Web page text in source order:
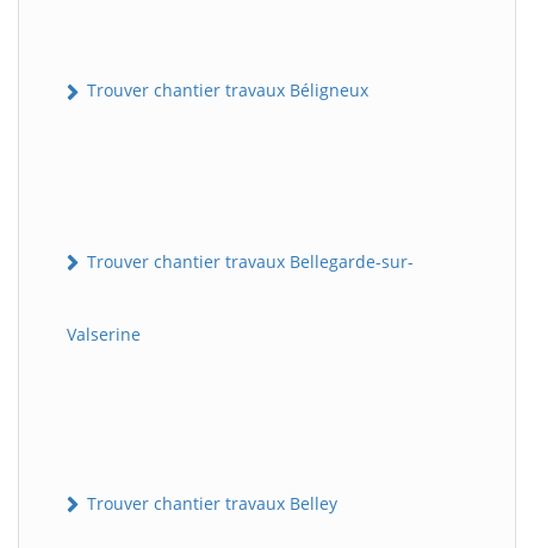
Trouver chantier travaux Béligneux
Trouver chantier travaux Bellegarde-sur-
Valserine
Trouver chantier travaux Belley